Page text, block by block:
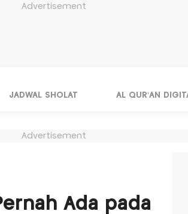
Advertisement
JADWAL SHOLAT AL QUR'AN
Advertisement
Ada pada